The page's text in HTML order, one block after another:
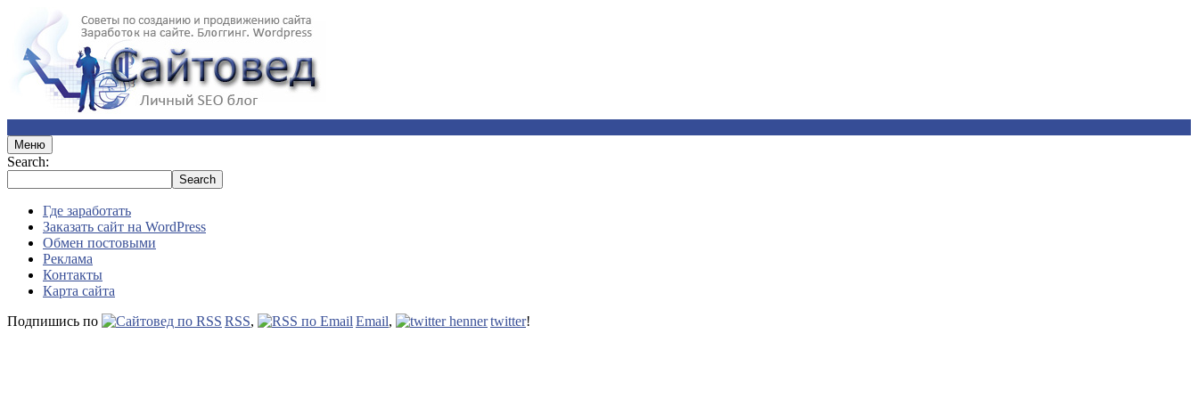
Меню
Search:
Где заработать
Заказать сайт на WordPress
Обмен постовыми
Реклама
Контакты
Карта сайта
Подпишись по
RSS, Email, twitter!